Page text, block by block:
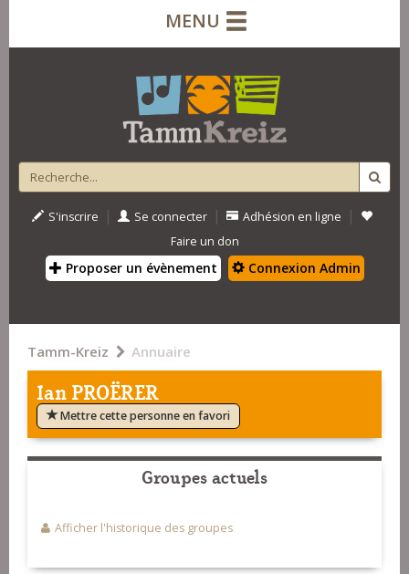
MENU
S'inscrire | Se connecter | Adhésion en ligne |
Faire un don
Proposer un évènement Connexion Admin
Tamm-Kreiz Annuaire
Ian PROËRER
Mettre cette personne en favori
Groupes actuels
Afficher l'historique des groupes